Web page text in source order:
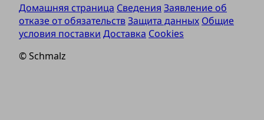
Домашняя страница Сведения Заявление об
отказе от обязательствЗащита данных Общие
условия поставки Доставка Cookies
© Schmalz